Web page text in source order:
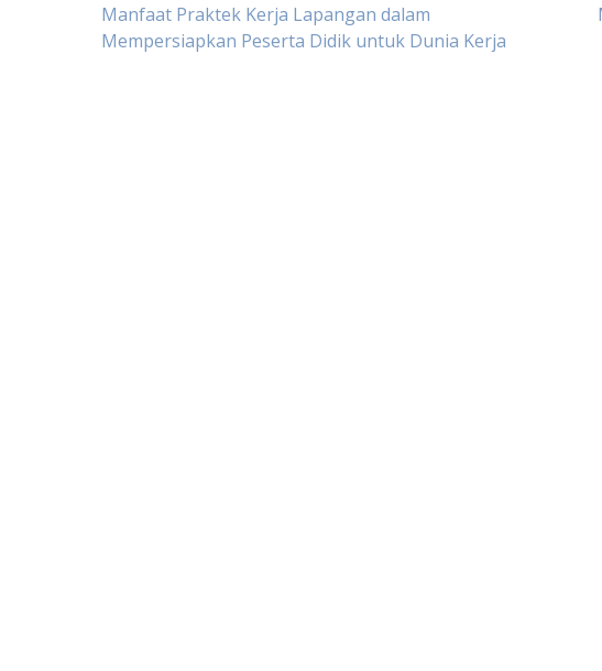
Post
Manfaat Praktek Kerja Lapangan dalam
Mempersiapkan Peserta Didik untuk Dunia Kerja